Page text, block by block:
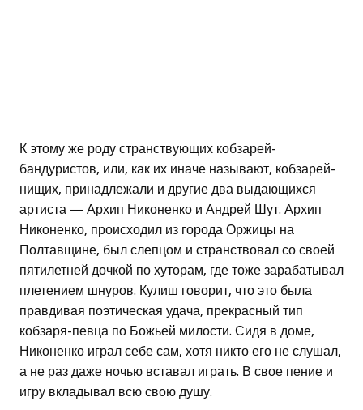
К этому же роду странствующих кобзарей-
бандуристов, или, как их иначе называют, кобзарей-
нищих, принадлежали и другие два выдающихся
артиста — Архип Никоненко и Андрей Шут. Архип
Никоненко, происходил из города Оржицы на
Полтавщине, был слепцом и странствовал со своей
пятилетней дочкой по хуторам, где тоже зарабатывал
плетением шнуров. Кулиш говорит, что это была
правдивая поэтическая удача, прекрасный тип
кобзаря-певца по Божьей милости. Сидя в доме,
Никоненко играл себе сам, хотя никто его не слушал,
а не раз даже ночью вставал играть. В свое пение и
игру вкладывал всю свою душу.